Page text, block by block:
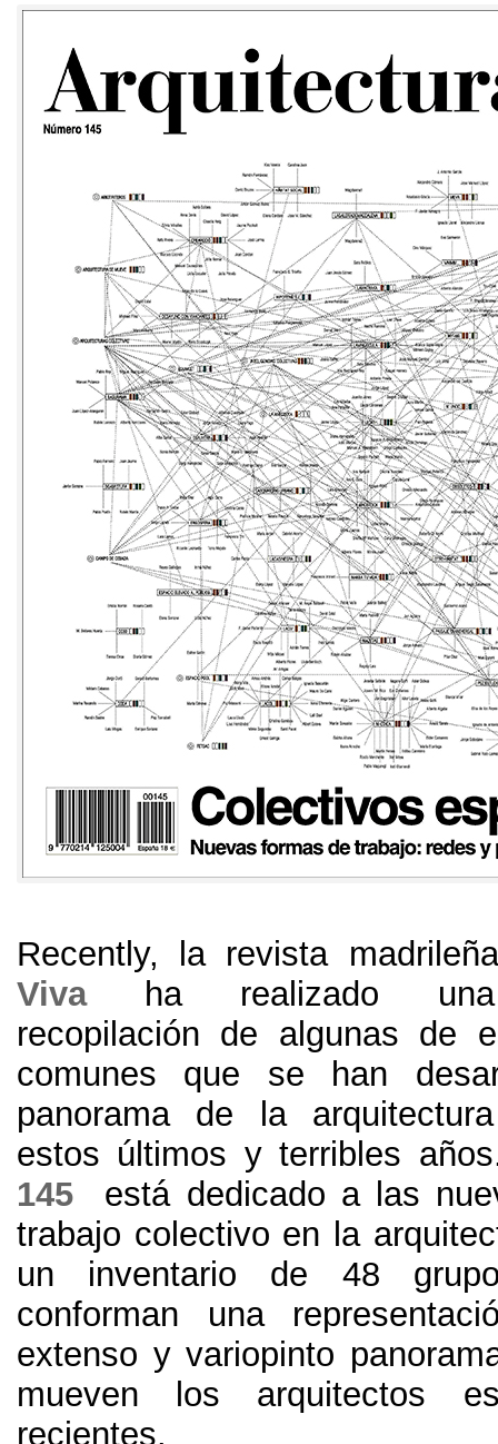
Recently,
la revista madrileña
Viva
ha realizado una
recopilación de algunas de
comunes que se han
panorama de la
estos últimos y terribles años
145
está dedicado a las
trabajo colectivo en la
un inventario de 48
conforman una
extenso y variopinto
mueven los arquitectos
recientes.